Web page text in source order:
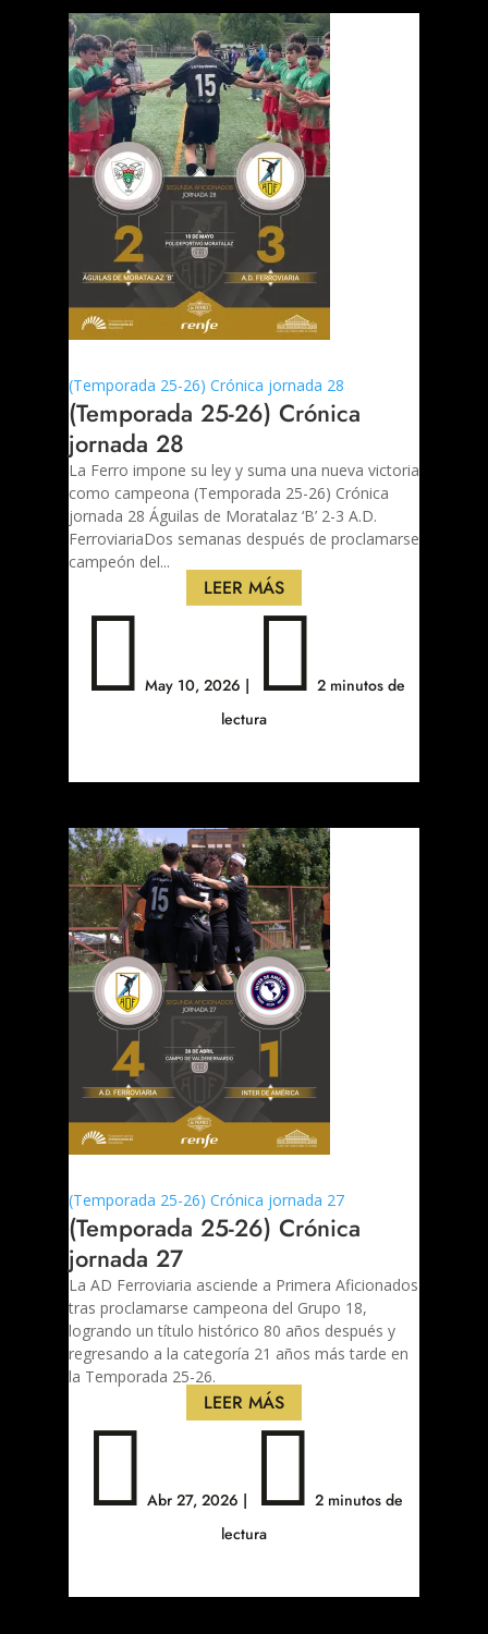
(Temporada 25-26) Crónica jornada 28
(Temporada 25-26) Crónica
jornada 28
La Ferro impone su ley y suma una nueva victoria
como campeona (Temporada 25-26) Crónica
jornada 28 Águilas de Moratalaz ‘B’ 2-3 A.D.
Ferroviaria​​​​​Dos semanas después de proclamarse
campeón del...
LEER MÁS
May 10, 2026 | 2 minutos de
lectura
(Temporada 25-26) Crónica jornada 27
(Temporada 25-26) Crónica
jornada 27
La AD Ferroviaria asciende a Primera Aficionados
tras proclamarse campeona del Grupo 18,
logrando un título histórico 80 años después y
regresando a la categoría 21 años más tarde en
la Temporada 25-26.
LEER MÁS
Abr 27, 2026 | 2 minutos de
lectura